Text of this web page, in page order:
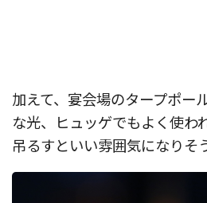
加えて、宴会場のタープポー
な光、ヒュッゲでもよく使わ
吊るすといい雰囲気になりそ